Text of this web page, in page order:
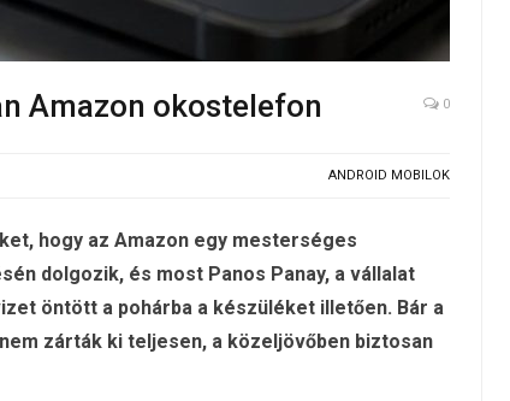
Amazon okostelefon 0
ANDROID MOBILOK
hogy az Amazon egy mesterséges
dolgozik, és most Panos Panay, a vállalat
öntött a pohárba a készüléket illetően. Bár a
zárták ki teljesen, a közeljövőben biztosan